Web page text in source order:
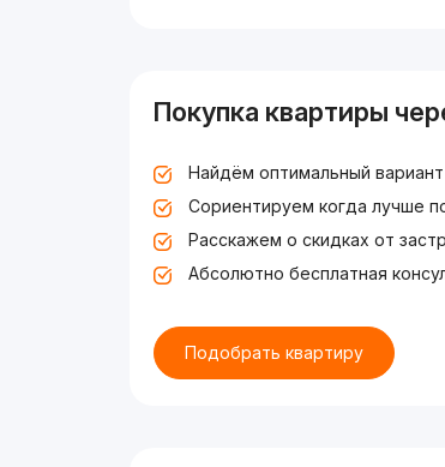
Покупка квартиры
Найдём оптимальный
Сориентируем когда лучше
Расскажем о скидках от
Абсолютно бесплатная
Подобрать квартиру